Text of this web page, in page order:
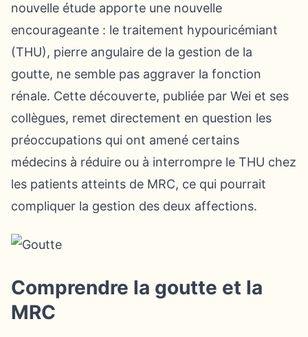
nouvelle étude apporte une nouvelle
encourageante : le traitement hypouricémiant
(THU), pierre angulaire de la gestion de la
goutte, ne semble pas aggraver la fonction
rénale. Cette découverte, publiée par Wei et ses
collègues, remet directement en question les
préoccupations qui ont amené certains
médecins à réduire ou à interrompre le THU chez
les patients atteints de MRC, ce qui pourrait
compliquer la gestion des deux affections.
Comprendre la goutte et la
MRC